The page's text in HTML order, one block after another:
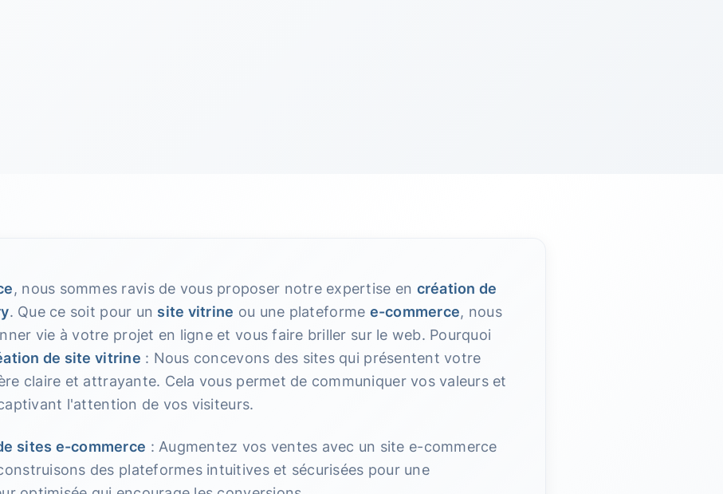
, nous sommes ravis de vous proposer notre expertise en création de
. Que ce soit pour un site vitrine ou une plateforme e-commerce, nous
vie à votre projet en ligne et vous faire briller sur le web. Pourquoi
de site vitrine : Nous concevons des sites qui présentent votre
claire et attrayante. Cela vous permet de communiquer vos valeurs et
l'attention de vos visiteurs.
sites e-commerce : Augmentez vos ventes avec un site e-commerce
des plateformes intuitives et sécurisées pour une